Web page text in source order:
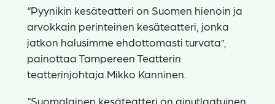
“Pyynikin kesäteatteri on Suomen hienoin ja
arvokkain perinteinen kesäteatteri, jonka
jatkon halusimme ehdottomasti turvata”,
painottaa Tampereen Teatterin
teatterinjohtaja Mikko Kanninen.
“Suomalainen kesäteatteri on ainutlaatuinen